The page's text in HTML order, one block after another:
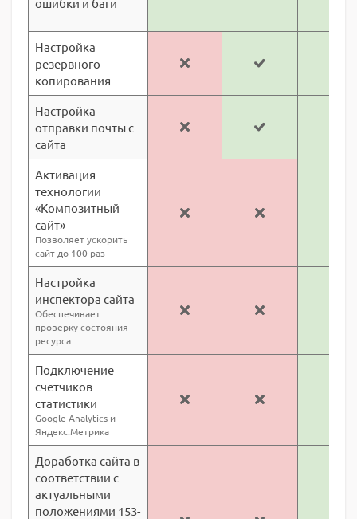
Настройка
резервного
копирования
Настройка
отправки почты с
сайта
Активация
технологии
«Композитный
сайт»
Позволяет ускорить
сайт до 100 раз
Настройка
инспектора сайта
Обеспечивает
проверку состояния
ресурса
Подключение
счетчиков
статистики
Google Analytics и
Яндекс.Метрика
Доработка сайта в
соответствии с
актуальными
положениями 153-